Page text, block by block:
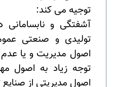
توجیه می­ کند:
آشفتگی و
تولیدی و صنعتی
اصول مدیریت و یا
توجه زیاد به اصول
اصول مدیریتی از صنایع